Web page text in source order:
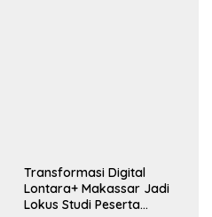
Transformasi Digital
Lontara+ Makassar Jadi
Lokus Studi Peserta